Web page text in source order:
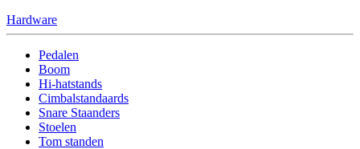
Hardware
Pedalen
Boom
Hi-hatstands
Cimbalstandaards
Snare Staanders
Stoelen
Tom standen